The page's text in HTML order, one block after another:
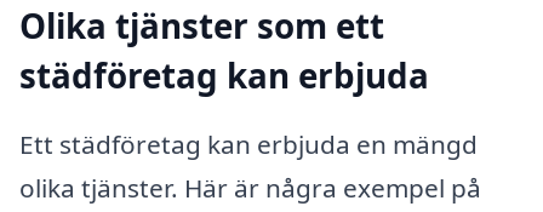
Olika tjänster som ett
städföretag kan erbjuda
Ett städföretag kan erbjuda en mängd
olika tjänster. Här är några exempel på